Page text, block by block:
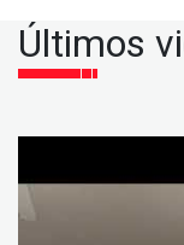
Últimos